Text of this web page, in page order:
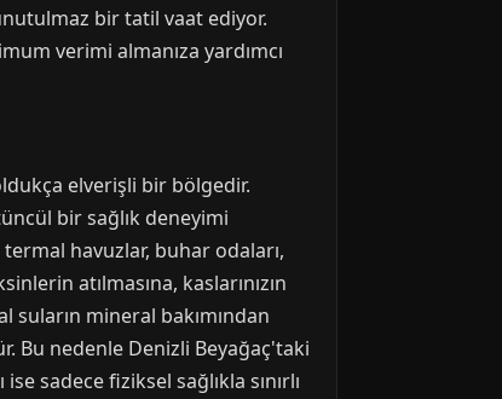
bir tatil vaat ediyor.
verimi almanıza yardımcı
elverişli bir bölgedir.
bir sağlık deneyimi
havuzlar, buhar odaları,
atılmasına, kaslarınızın
suların mineral bakımından
Bu nedenle Denizli Beyağaç'taki
sadece fiziksel sağlıkla sınırlı